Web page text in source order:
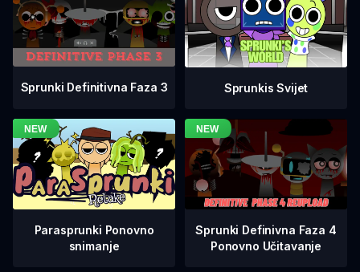
Sprunki Definitivna Faza 3 Sprunkis Svijet
Parasprunki Ponovno
snimanje
Sprunki Definivna Faza 4
Ponovno Učitavanje